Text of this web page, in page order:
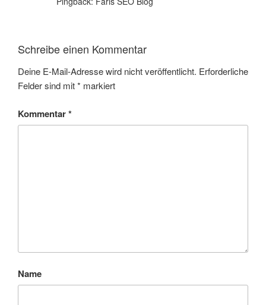
Schreibe einen Kommentar
Deine E-Mail-Adresse wird nicht veröffentlicht. Erforderliche
Felder sind mit* markiert
Kommentar*
Name